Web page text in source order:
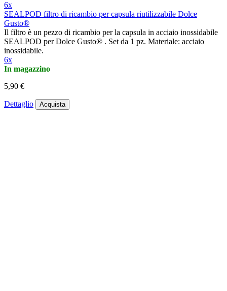
6x
SEALPOD filtro di ricambio per capsula riutilizzabile Dolce
Gusto®
Il filtro è un pezzo di ricambio per la capsula in acciaio inossidabile
SEALPOD per Dolce Gusto® . Set da 1 pz. Materiale: acciaio
inossidabile.
6x
In magazzino
5,90 €
Dettaglio Acquista